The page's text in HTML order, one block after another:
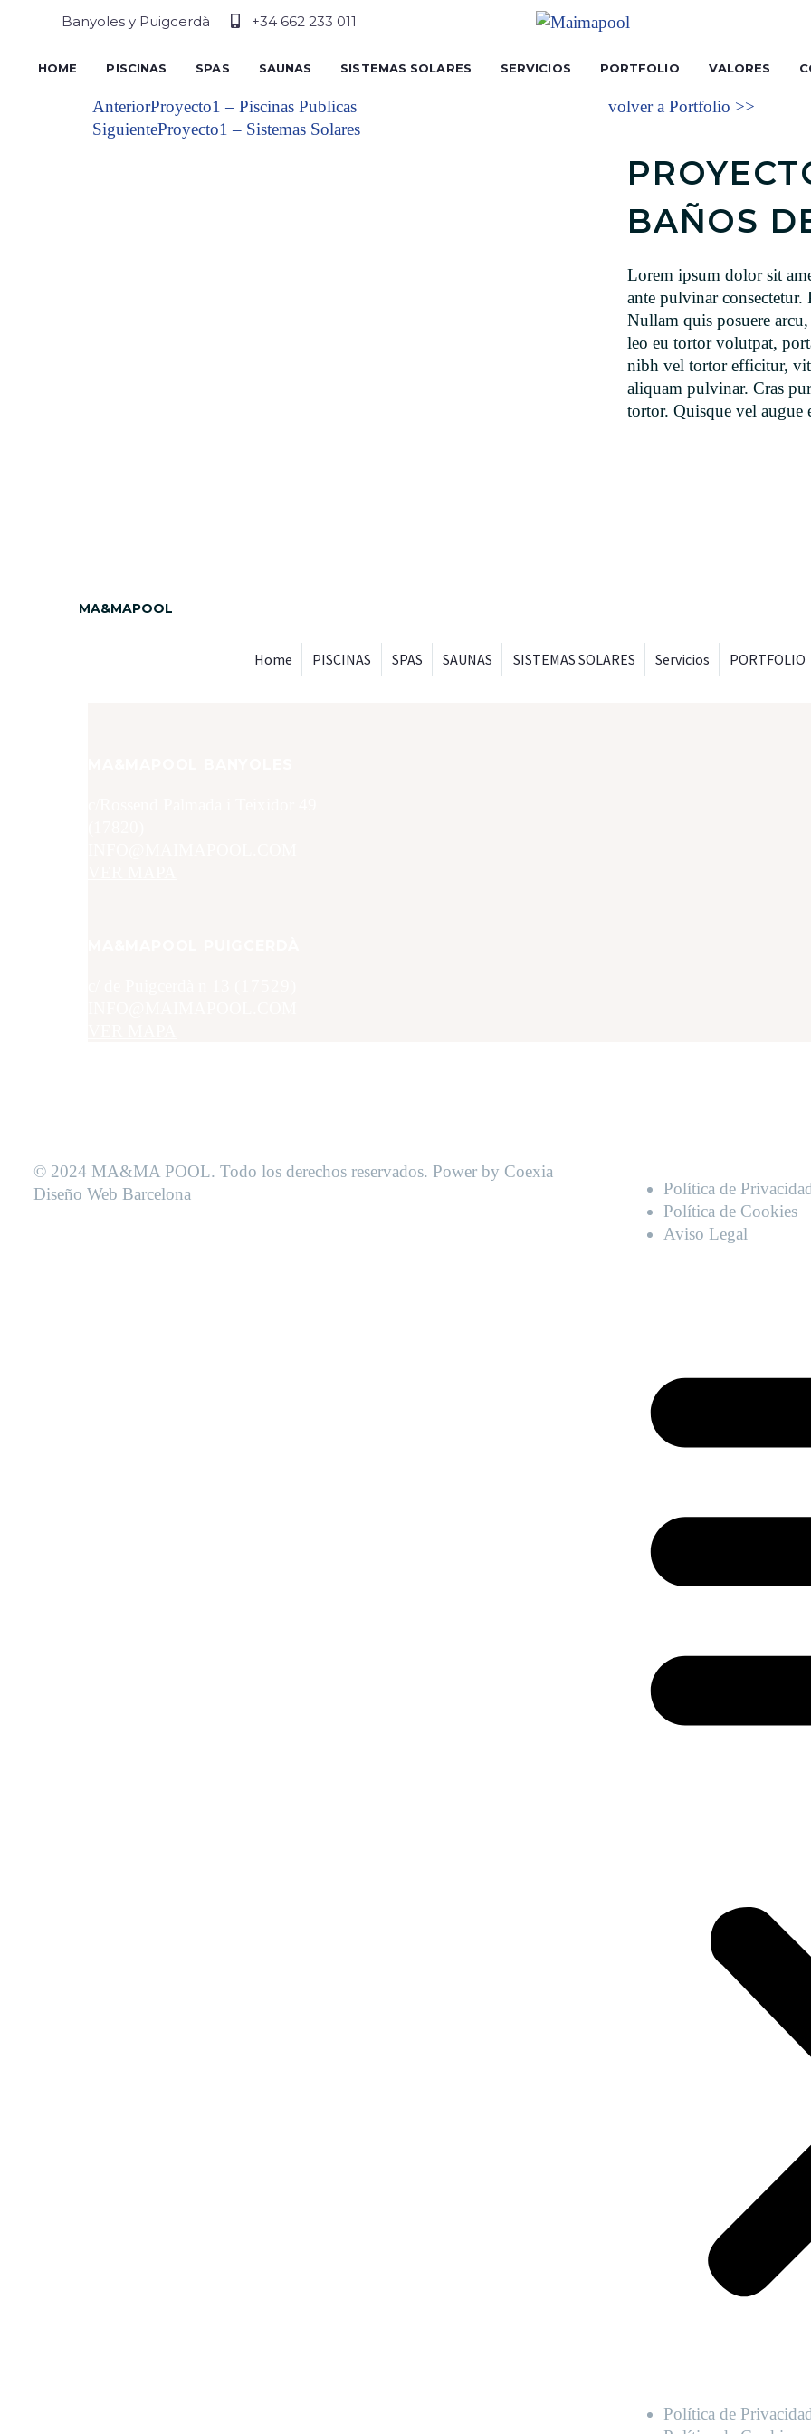
Banyoles y Puigcerdà +34 662 233 011
HOME PISCINAS SPAS SAUNAS SISTEMAS SOLARES SERVICIOS PORTFOLIO VALORES
AnteriorProyecto1 – Piscinas Publicas
SiguienteProyecto1 – Sistemas Solares
volver a Portfolio >>
BAÑOS
Lorem ipsum dolor sit
ante pulvinar
Nullam quis posuere
leo eu tortor volutpat,
nibh vel tortor efficitur,
aliquam pulvinar. Cras
tortor. Quisque vel
MA&MAPOOL
Home PISCINAS SPAS SAUNAS SISTEMAS SOLARES Servicios PORTFOLIO
© 2024 MA&MA POOL. Todo los derechos reservados. Power by Coexia
Diseño Web Barcelona
Política de
Política de Cookies
Aviso Legal
Política de